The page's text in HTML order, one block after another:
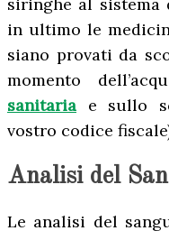
siringhe al sistema
in ultimo le
siano provati da
momento
sanitaria e sullo
vostro codice
Analisi del
Le analisi del